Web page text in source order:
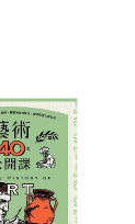
供之數位內容
單明細」
方式